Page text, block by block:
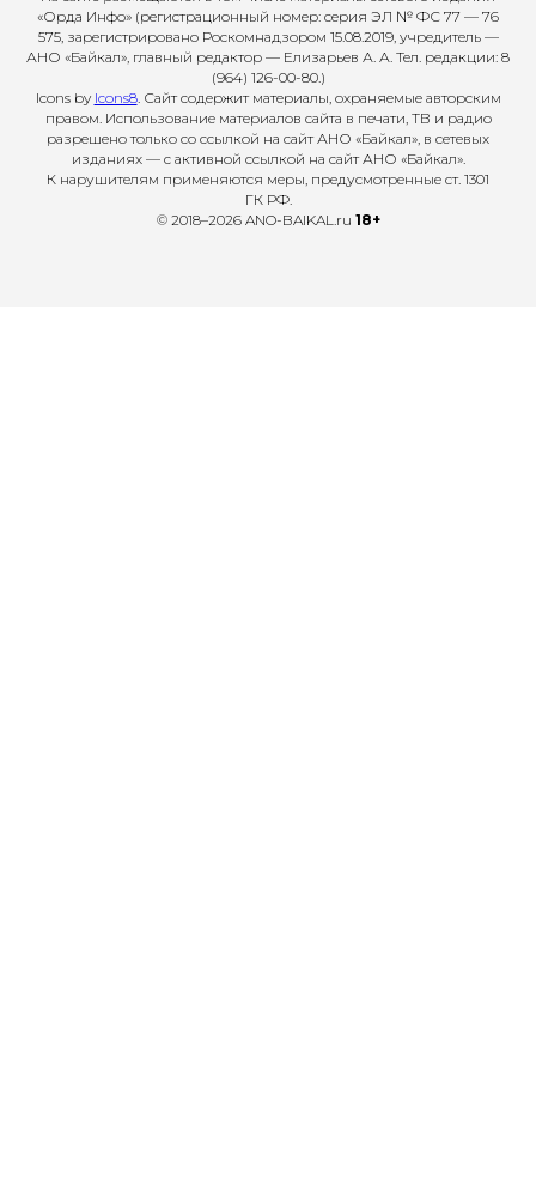
«Орда Инфо» (регистрационный номер: серия ЭЛ № ФС 77 — 76
575, зарегистрировано Роскомнадзором 15.08.2019, учредитель —
АНО «Байкал», главный редактор — Елизарьев А. А. Тел. редакции: 8
(964) 126-00-80.)
Icons by Icons8. Сайт содержит материалы, охраняемые авторским
правом. Использование материалов сайта в печати, ТВ и радио
разрешено только со ссылкой на сайт АНО «Байкал», в сетевых
изданиях — с активной ссылкой на сайт АНО «Байкал».
К нарушителям применяются меры, предусмотренные ст. 1301
ГК РФ.
© 2018–2026 ANO-BAIKAL.ru 18+